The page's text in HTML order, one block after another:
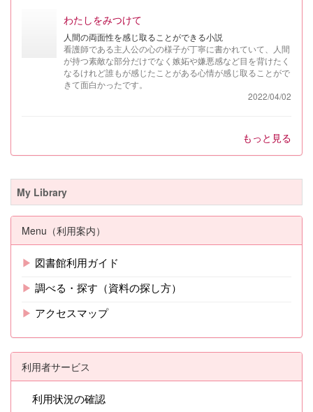
わたしをみつけて
人間の両面性を感じ取ることができる小説
看護師である主人公の心の様子が丁寧に書かれていて、人間
が持つ素敵な部分だけでなく嫉妬や嫌悪感など目を背けたく
なるけれど誰もが感じたことがある心情が感じ取ることがで
きて面白かったです。
2022/04/02
もっと見る
My Library
Menu（利用案内）
▶ 図書館利用ガイド
▶ 調べる・探す（資料の探し方）
▶ アクセスマップ
利用者サービス
利用状況の確認